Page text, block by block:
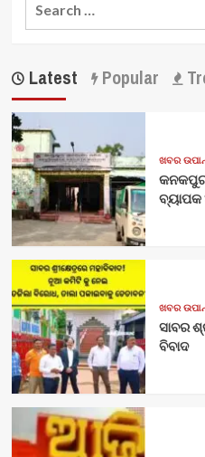
Latest Popular
ଖବର
ଖବର
ସାବର
ବିବାଦ